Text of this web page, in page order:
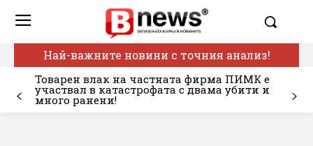
Най-важните новини с точния анализ!
Товарен влак на частната фирма ПИМК е
участвал в катастрофата с двама убити и
много ранени!